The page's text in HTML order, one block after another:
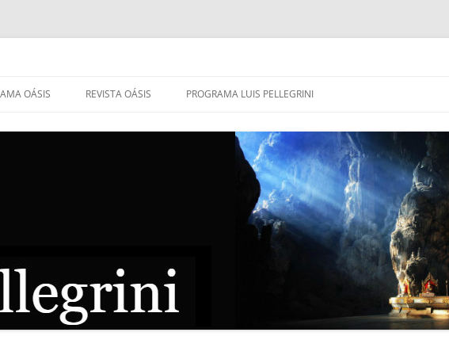
OÁSIS REVISTA OÁSIS PROGRAMA LUIS PELLEGRINI